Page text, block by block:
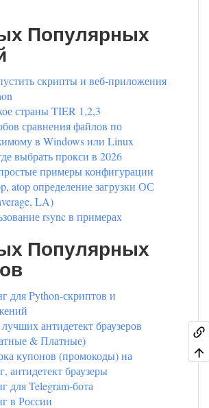
Популярных
скрипты и веб-приложения
страны TIER 1,2,3
сравнения файлов по
в Windows или Linux
выбрать прокси в 2026
примеры конфигурации
atop определение загрузки ОС
LA)
rsync в примерах
Популярных
для Python-скриптов и
антидетект браузеров
& Платные)
купонов (промокоды) на
антидетект браузеры
для Telegram-бота
в России